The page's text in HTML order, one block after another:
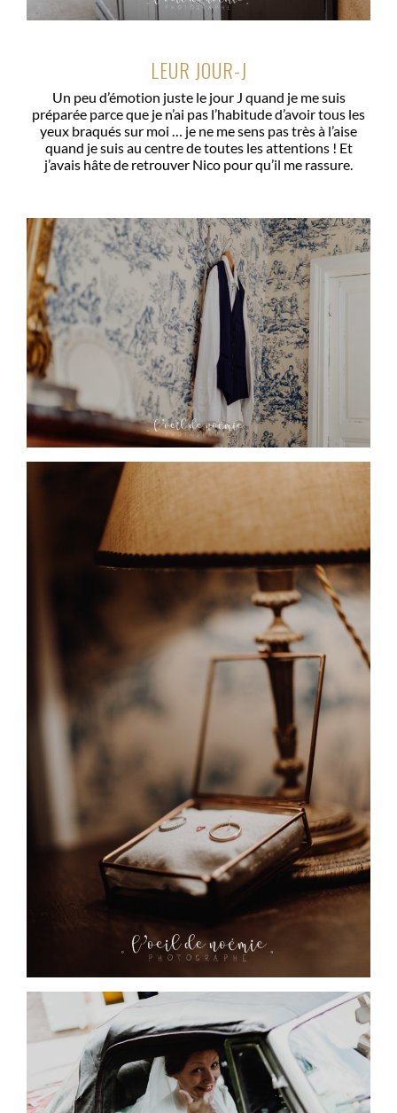
LEUR JOUR-J
Un peu d’émotion juste le jour J quand je me suis
préparée parce que je n’ai pas l’habitude d’avoir tous les
yeux braqués sur moi … je ne me sens pas très à l’aise
quand je suis au centre de toutes les attentions ! Et
j’avais hâte de retrouver Nico pour qu’il me rassure.